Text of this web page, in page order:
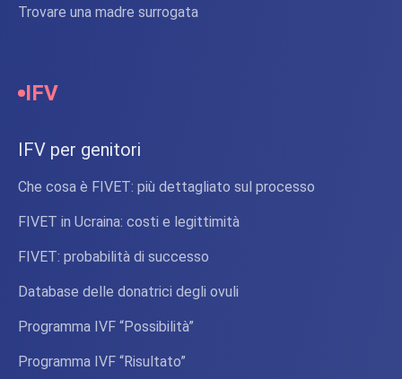
Trovare una madre surrogata
IFV
IFV per genitori
Che cosa è FIVET: più dettagliato sul processo
FIVET in Ucraina: costi e legittimità
FIVET: probabilità di successo
Database delle donatrici degli ovuli
Programma IVF “Possibilità”
Programma IVF “Risultato”